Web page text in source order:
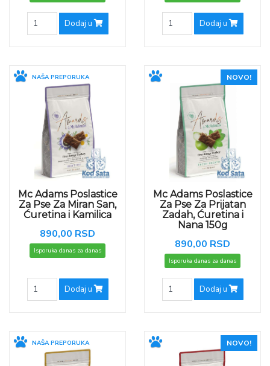
Dodaj u Dodaj u
NAŠA PREPORUKA
Mc Adams Poslastice
Za Pse Za Miran San,
Ćuretina i Kamilica
890,00 RSD
Isporuka danas za danas
Dodaj u
NOVO!
Mc Adams Poslastice
Za Pse Za Prijatan
Zadah, Ćuretina i
Nana 150g
890,00 RSD
Isporuka danas za danas
Dodaj u
NAŠA PREPORUKA NOVO!